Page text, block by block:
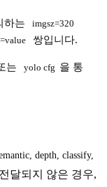
하는 imgsz=320
쌍입니다.
는 yolo cfg 을 통
depth, classify,
달되지 않은 경우,